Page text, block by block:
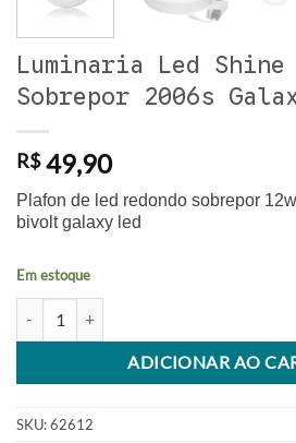
Luminaria Led Shine
Sobrepor 2006s
R$49,90
Plafon de led redondo sobrepor
bivolt galaxy led
Em estoque
ADICIONAR AO
Alternative:
SKU:62612